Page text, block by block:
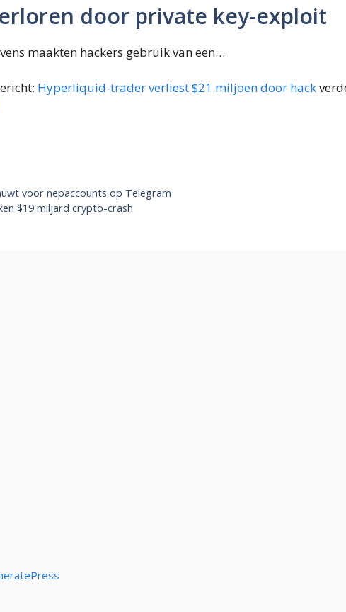
door private key-exploit
maakten hackers gebruik van een…
Hyperliquid-trader verliest $21 miljoen door hack
voor nepaccounts op Telegram
$19 miljard crypto-crash